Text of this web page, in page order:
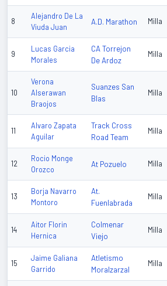
8
Alejandro De La
Viuda Juan
A.D. Marathon Milla
9
Lucas Garcia
Morales
CA Torrejon
De Ardoz
Milla
10
Verona
Alserawan
Braojos
Suanzes San
Blas
Milla
11
Alvaro Zapata
Aguilar
Track Cross
Road Team
Milla
12
Rocio Monge
Orozco
At Pozuelo Milla
13
Borja Navarro
Montoro
At.
Fuenlabrada
Milla
14
Aitor Florin
Hernica
Colmenar
Viejo
Milla
15
Jaime Galiana
Garrido
Atletismo
Moralzarzal
Milla